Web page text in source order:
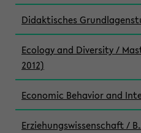
Didaktisches
Ecology and Diversity /
2012)
Economic Behavior and
Erziehungswissenschaft /